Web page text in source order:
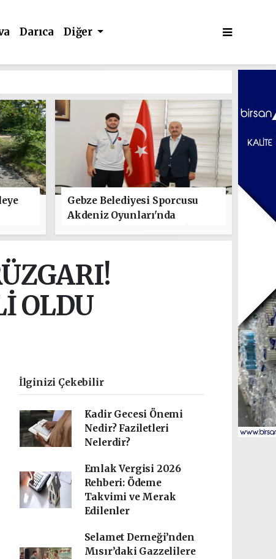
Darıca Diğer
Gebze Belediyesi Sporcusu
Akdeniz Oyunları'nda
OLDU
İlginizi Çekebilir
Kadir Gecesi Önemi
Nedir? Faziletleri
Nelerdir?
Emlak Vergisi 2026
Rehberi: Ödeme
Takvimi ve Merak
Edilenler
Selamet Derneği’nden
Mısır’daki Gazzelilere